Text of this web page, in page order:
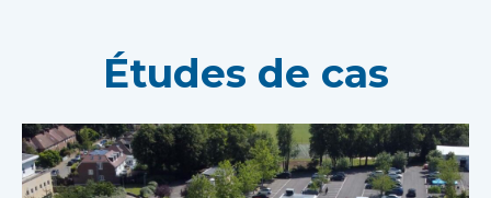
Études de cas